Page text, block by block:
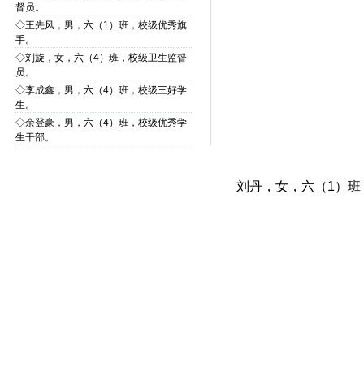
督员。
◇王先风，男，六（1）班，校级优秀旗
手。
◇刘旋，女，六（4）班，校级卫生监督
员。
◇李成鑫，男，六（4）班，校级三好学
生。
◇余登豪，男，六（4）班，校级优秀学
生干部。
刘丹，女，六（1）